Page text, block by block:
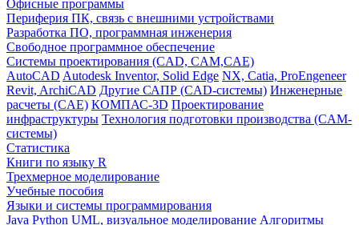
Офисные программы
Периферия ПК, связь с внешними устройствами
Разработка ПО, программная инженерия
Свободное программное обеспечение
Системы проектирования (CAD, CAM,CAE)
AutoCAD Autodesk Inventor, Solid Edge NX, Catia, ProEngeneer
Revit, ArchiCAD Другие САПР (CAD-системы) Инженерные
расчеты (CAE) КОМПАС-3D Проектирование
инфраструктуры Технология подготовки производства (CAM-
системы)
Статистика
Книги по языку R
Трехмерное моделирование
Учебные пособия
Языки и системы программирования
Java Python UML, визуальное моделирование Алгоритмы